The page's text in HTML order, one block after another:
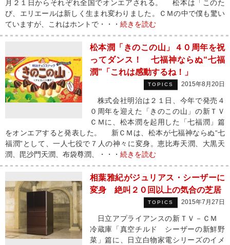
月２１日からそれぞれ全国でオンエアされる。 松本は「このた
び、エリエールは新しく生まれ変わりました。ＣＭの中で僕も驚い
ていますが、これはホントで・・・ 続きを読む
松本潤「きのこの山」４０周年を祝
ってダンス！ 七福神ならぬ“七福
潤”「これは感動するね！」
TOPICS 2015年8月20日
株式会社明治は２１日、今年で発売４
０周年を迎えた「きのこの山」の新ＴＶ
ＣＭに、松本潤を起用した「七福潤」篇
をオンエアすると発表した。 新ＣＭは、松本が七福神ならぬ“七
福潤”として、一人七役で７人の神々に変身。恵比寿天潤、大黒天
潤、毘沙門天潤、布袋尊潤、・・・ 続きを読む
相葉雅紀がジュリアス・シーザーに
変身 絶叫２０回以上の気合の芝居
TOPICS 2015年7月27日
日立アプライアンスの新ＴＶ－ＣＭ
冷蔵庫「真空チルド シーザーの新鮮野
菜」篇に、日立白物家電シリーズのイメ